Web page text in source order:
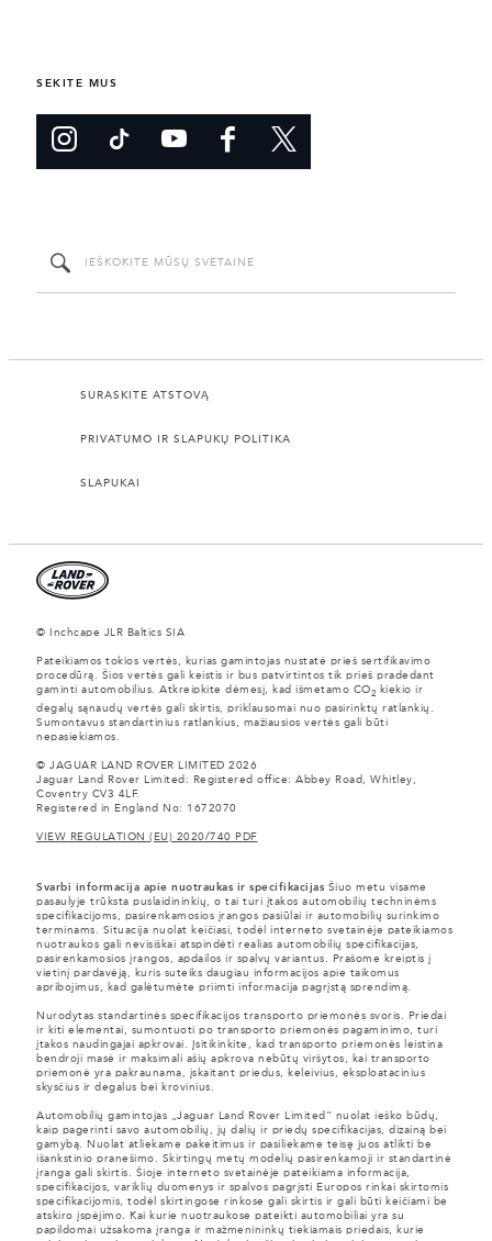
SEKITE MUS
SURASKITE ATSTOVĄ
PRIVATUMO IR SLAPUKŲ POLITIKA
SLAPUKAI
© Inchcape JLR Baltics SIA
Pateikiamos tokios vertės, kurias gamintojas nustatė prieš sertifikavimo
procedūrą. Šios vertės gali keistis ir bus patvirtintos tik prieš pradedant
gaminti automobilius. Atkreipkite dėmesį, kad išmetamo CO2
kiekio ir
degalų sąnaudų vertės gali skirtis, priklausomai nuo pasirinktų ratlankių.
Sumontavus standartinius ratlankius, mažiausios vertės gali būti
nepasiekiamos.
© JAGUAR LAND ROVER LIMITED 2026
Jaguar Land Rover Limited: Registered office: Abbey Road, Whitley,
Coventry CV3 4LF.
Registered in England No: 1672070
VIEW REGULATION (EU) 2020/740 PDF
Svarbi informacija apie nuotraukas ir specifikacijasŠiuo metu visame
pasaulyje trūksta puslaidininkių, o tai turi įtakos automobilių techninėms
specifikacijoms, pasirenkamosios įrangos pasiūlai ir automobilių surinkimo
terminams. Situacija nuolat keičiasi, todėl interneto svetainėje pateikiamos
nuotraukos gali nevisiškai atspindėti realias automobilių specifikacijas,
pasirenkamosios įrangos, apdailos ir spalvų variantus. Prašome kreiptis į
vietinį pardavėją, kuris suteiks daugiau informacijos apie taikomus
apribojimus, kad galėtumėte priimti informacija pagrįstą sprendimą.
Nurodytas standartinės specifikacijos transporto priemonės svoris. Priedai
ir kiti elementai, sumontuoti po transporto priemonės pagaminimo, turi
įtakos naudingajai apkrovai. Įsitikinkite, kad transporto priemonės leistina
bendroji masė ir maksimali ašių apkrova nebūtų viršytos, kai transporto
priemonė yra pakraunama, įskaitant priedus, keleivius, eksploatacinius
skysčius ir degalus bei krovinius.
Automobilių gamintojas „Jaguar Land Rover Limited“ nuolat ieško būdų,
kaip pagerinti savo automobilių, jų dalių ir priedų specifikacijas, dizainą bei
gamybą. Nuolat atliekame pakeitimus ir pasiliekame teisę juos atlikti be
išankstinio pranešimo. Skirtingų metų modelių pasirenkamoji ir standartinė
įranga gali skirtis. Šioje interneto svetainėje pateikiama informacija,
specifikacijos, variklių duomenys ir spalvos pagrįsti Europos rinkai skirtomis
specifikacijomis, todėl skirtingose rinkose gali skirtis ir gali būti keičiami be
atskiro įspėjimo. Kai kurie nuotraukose pateikti automobiliai yra su
papildomai užsakoma įranga ir mažmenininkų tiekiamais priedais, kurie